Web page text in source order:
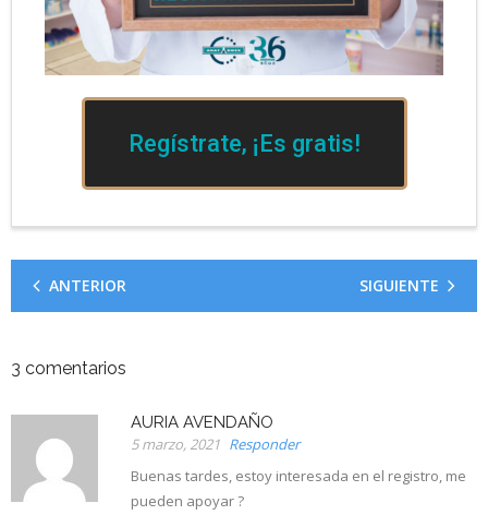
Regístrate, ¡Es gratis!
ANTERIOR SIGUIENTE
3 comentarios
AURIA AVENDAÑO
5 marzo, 2021 Responder
Buenas tardes, estoy interesada en el registro, me
pueden apoyar ?